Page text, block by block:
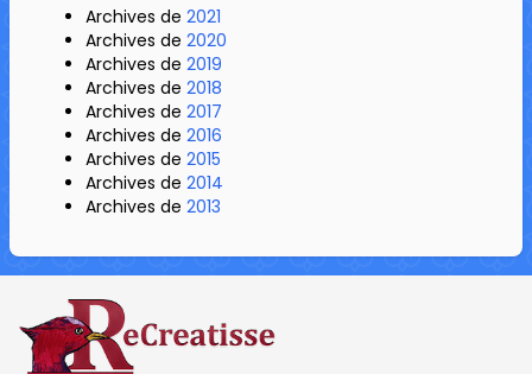
Archives de 2021
Archives de 2020
Archives de 2019
Archives de 2018
Archives de 2017
Archives de 2016
Archives de 2015
Archives de 2014
Archives de 2013